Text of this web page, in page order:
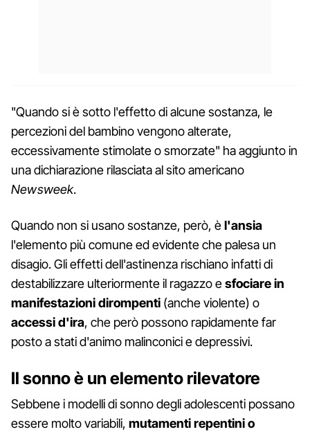
"Quando si è sotto l'effetto di alcune sostanza, le
percezioni del bambino vengono alterate,
eccessivamente stimolate o smorzate" ha aggiunto in
una dichiarazione rilasciata al sito americano
Newsweek.
Quando non si usano sostanze, però, èl'ansia
l'elemento più comune ed evidente che palesa un
disagio. Gli effetti dell'astinenza rischiano infatti di
destabilizzare ulteriormente il ragazzo esfociare in
manifestazioni dirompenti (anche violente) o
accessi d'ira, che però possono rapidamente far
posto a stati d'animo malinconici e depressivi.
Il sonno è un elemento rilevatore
Sebbene i modelli di sonno degli adolescenti possano
essere molto variabili, mutamenti repentini o